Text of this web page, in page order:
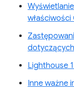
właściwości
Lighthouse
Inne ważne